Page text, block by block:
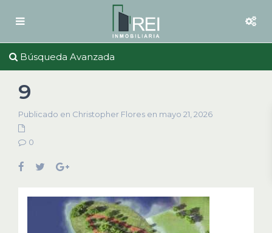
Búsqueda Avanzada
9
Publicado en Christopher Flores en mayo 21, 2026
0